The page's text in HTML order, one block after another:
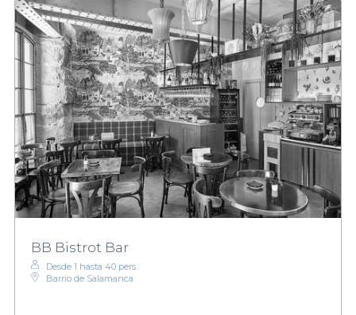
BB Bistrot Bar
Desde 1 hasta 40 pers.
Barrio de Salamanca